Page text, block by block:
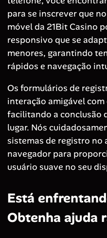
para se inscrever que
móvel da 21Bit Casino
responsivo que se
menores, garantindo
rápidos e navegação
Os formulários de
interação amigável
facilitando a conclusão
lugar. Nós
sistemas de registro no
navegador para
usuário suave no seu
Está
Obtenha ajuda